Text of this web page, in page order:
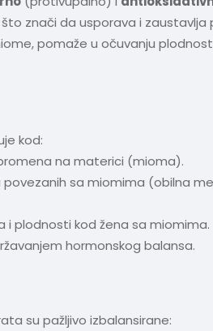
znači da usporava i zaustavlja
pomaže u očuvanju
kod:
na materici (mioma).
sa miomima (obilna
i plodnosti kod žena sa miomima.
hormonskog balansa.
su pažljivo izbalansirane: